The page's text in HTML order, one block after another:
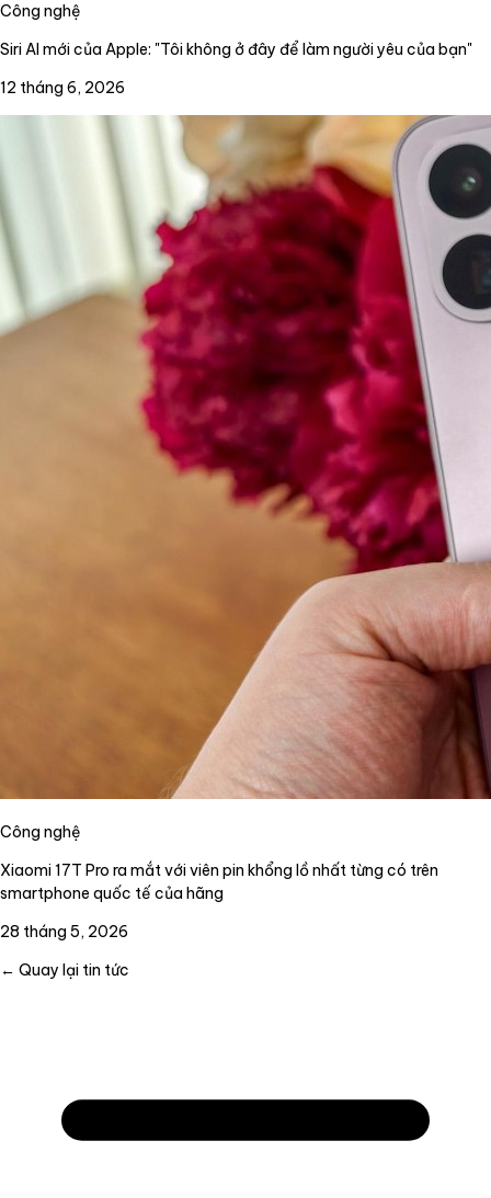
Công nghệ
Siri AI mới của Apple: "Tôi không ở đây để làm người yêu của bạn"
12 tháng 6, 2026
Công nghệ
Xiaomi 17T Pro ra mắt với viên pin khổng lồ nhất từng có trên
smartphone quốc tế của hãng
28 tháng 5, 2026
← Quay lại tin tức